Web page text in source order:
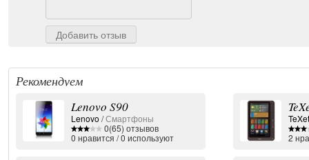
Добавить отзыв
Рекомендуем
Lenovo S90
Lenovo /Смартфоны
0(65) отзывов
0 нравится /0 используют
TeXet
2